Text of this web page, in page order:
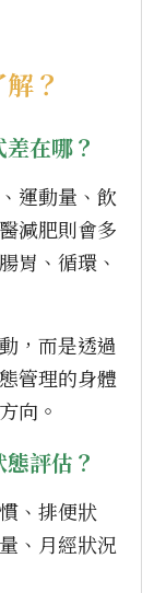
？
在哪？
運動量、飲
減肥則會多
胃、循環、
，而是透過
管理的身體
向。
評估？
、排便狀
、月經狀況